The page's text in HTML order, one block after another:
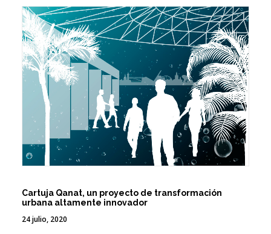
Cartuja Qanat, un proyecto de transformación
urbana altamente innovador
24 julio, 2020